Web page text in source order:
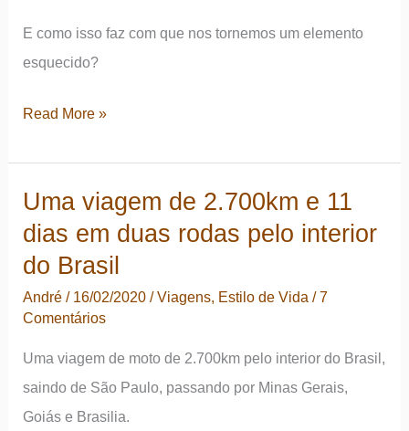
E como isso faz com que nos tornemos um elemento
esquecido?
O
viagem:
o
elemento
esquecido
Read More »
Uma viagem de 2.700km e 11
dias em duas rodas pelo interior
do Brasil
André/ 16/02/2020/Viagens, Estilo de Vida /7
Comentários
Uma viagem de moto de 2.700km pelo interior do Brasil,
saindo de São Paulo, passando por Minas Gerais,
Goiás e Brasilia.